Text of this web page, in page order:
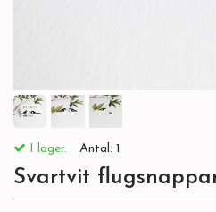
I lager. Antal: 1
Svartvit